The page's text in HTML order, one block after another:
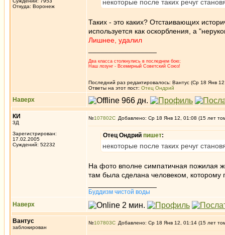
Откуда: Воронеж
некоторые после таких речуг
Таких - это каких? Отстаивающих
используется как оскорбления, а
Лишнее, удалил
Два класса столкнулись в последнем бою;
Наш лозунг - Всемирный Советский Союз!
Последний раз редактировалось: Вантус (Ср 18 Янв
Ответы на этот пост: Отец Ондрий
Наверх
КИ
3Д
Зарегистрирован:
17.02.2005
Суждений: 52232
№107802 Добавлено: Ср 18 Янв 12, 01:08 (15 лет
Отец Ондрий пишет:
некоторые после таких речуг
На фото вполне симпатичная пожилая
там была сделана человеком, которому
Буддизм чистой воды
Наверх
Вантус
заблокирован
№107803 Добавлено: Ср 18 Янв 12, 01:14 (15 лет